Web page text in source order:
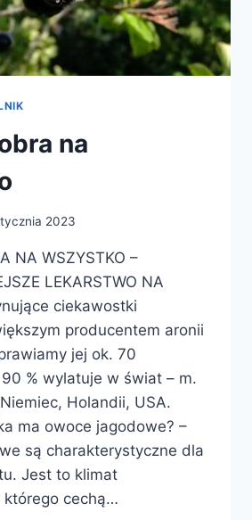
na
2023
NA WSZYSTKO –
LEKARSTWO NA
ciekawostki
producentem aronii
jej ok. 70
w świat – m.
Holandii, USA.
ma owoce jagodowe? –
są charakterystyczne dla
Jest to klimat
którego cechą…